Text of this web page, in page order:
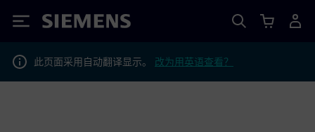
Siemens
此页面采用自动翻译显示。 改为用英语查看？